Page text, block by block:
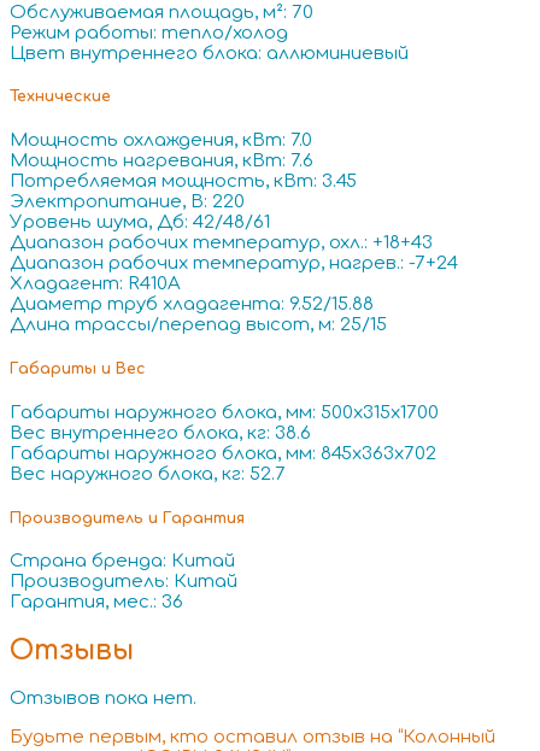
Обслуживаемая площадь, м²: 70
Режим работы: тепло/холод
Цвет внутреннего блока: аллюминиевый
Технические
Мощность охлаждения, кВт: 7.0
Мощность нагревания, кВт: 7.6
Потребляемая мощность, кВт: 3.45
Электропитание, В: 220
Уровень шума, Дб: 42/48/61
Диапазон рабочих температур, охл.: +18+43
Диапазон рабочих температур, нагрев.: -7+24
Хладагент: R410A
Диаметр труб хладагента: 9.52/15.88
Длина трассы/перепад высот, м: 25/15
Габариты и Вес
Габариты наружного блока, мм: 500x315x1700
Вес внутреннего блока, кг: 38.6
Габариты наружного блока, мм: 845x363x702
Вес наружного блока, кг: 52.7
Производитель и Гарантия
Страна бренда: Китай
Производитель: Китай
Гарантия, мес.: 36
Отзывы
Отзывов пока нет.
Будьте первым, кто оставил отзыв на “Колонный